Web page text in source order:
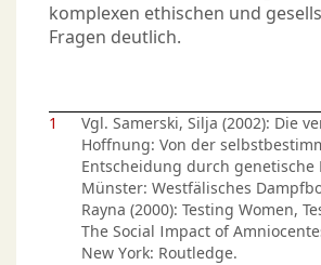
komplexen ethischen und
Fragen deutlich.
1
Vgl. Samerski, Silja (2002): Die
Hoffnung: Von der
Entscheidung durch genetische
Münster: Westfälisches
Rayna (2000): Testing Women,
The Social Impact of
New York: Routledge.